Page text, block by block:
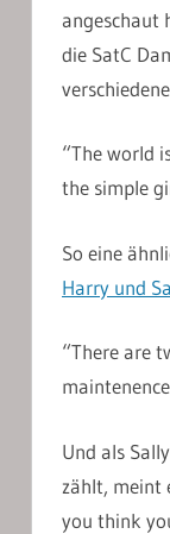
angeschaut
die SatC
“The world
the simple
So eine
Harry und
“There are
Und als
zählt, meint
you think